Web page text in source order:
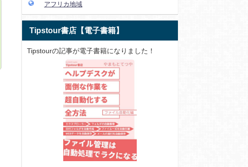
アフリカ地域
Tipstour書店【電子書籍】
Tipstourの記事が電子書籍になりました！